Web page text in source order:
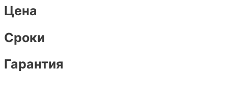
Цена
Сроки
Гарантия